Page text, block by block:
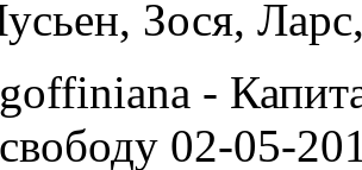
Зося,
goffiniana -
02-05-